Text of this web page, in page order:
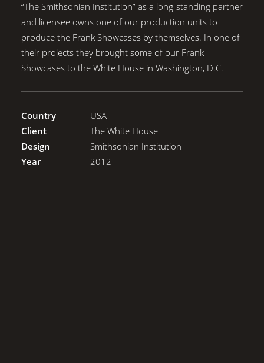
“The Smithsonian Institution” as a long-standing partner
and licensee owns one of our production units to
produce the Frank Showcases by themselves. In one of
their projects they brought some of our Frank
Showcases to the White House in Washington, D.C.
Country
USA
Client
The White House
Design
Smithsonian Institution
Year
2012